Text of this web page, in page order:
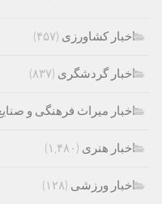
اخبار کشاورزی (۴۵۷)
اخبار گردشگری (۸۳۷)
اخبار میراث فرهنگی و
اخبار هنری (۱,۴۸۰)
اخبار ورزشی (۱۲۸)